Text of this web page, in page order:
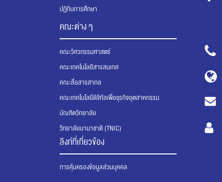
ปฏิทินการศึกษา
คณะต่าง ๆ
คณะวิศวกรรมศาสตร์
คณะเทคโนโลยีสารสนเทศ
คณะสื่อสารสากล
คณะเทคโนโลยีดิจิทัลเพื่อธุรกิจอุตสาหกรรม
บัณฑิตวิทยาลัย
วิทยาลัยนานาชาติ (TNIC)
ลิงก์ที่เกี่ยวข้อง
การคุ้มครองข้อมูลส่วนบุคคล